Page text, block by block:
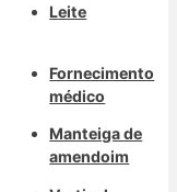
Leite
Fornecimento
médico
Manteiga de
amendoim